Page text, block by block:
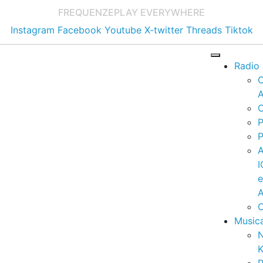
FREQUENZEPLAY EVERYWHERE
Instagram Facebook Youtube X-twitter Threads Tiktok
Radio
e